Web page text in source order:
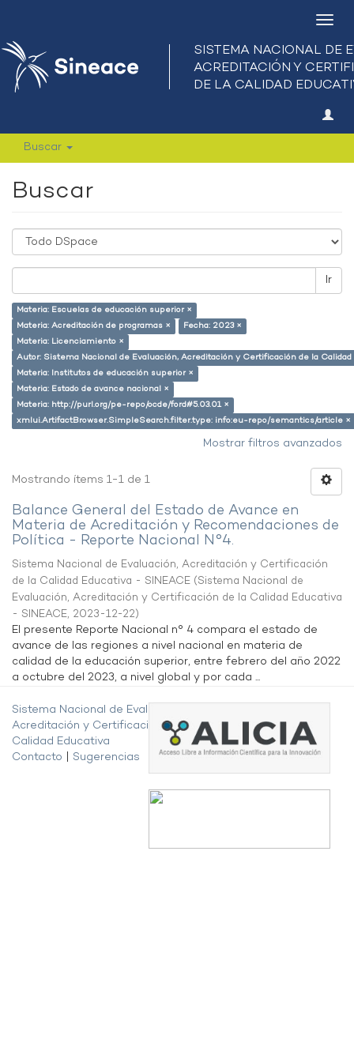
Buscar
Buscar
Ir
Materia: Escuelas de educación superior ×
Materia: Acreditación de programas ×
Fecha: 2023 ×
Materia: Licenciamiento ×
Autor: Sistema Nacional de Evaluación, Acreditación y Certificación de la
Materia: Institutos de educación superior ×
Materia: Estado de avance nacional ×
Materia: http://purl.org/pe-repo/ocde/ford#5.03.01 ×
xmlui.ArtifactBrowser.SimpleSearch.filter.type: info:eu-repo/semantics/article ×
Mostrar filtros avanzados
Mostrando ítems 1-1 de 1
Balance General del Estado de Avance en
Materia de Acreditación y Recomendaciones de
Política - Reporte Nacional N°4.
Sistema Nacional de Evaluación, Acreditación y Certificación
de la Calidad Educativa - SINEACE (Sistema Nacional de
Evaluación, Acreditación y Certificación de la Calidad Educativa
- SINEACE, 2023-12-22)
El presente Reporte Nacional n° 4 compara el estado de
avance de las regiones a nivel nacional en materia de
calidad de la educación superior, entre febrero del año 2022
a octubre del 2023, a nivel global y por cada ...
Sistema Nacional de Evaluación,
Acreditación y Certificación de la
Calidad Educativa
Contacto
Sugerencias